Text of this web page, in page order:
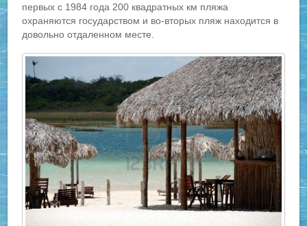
первых с 1984 года 200 квадратных км пляжа
охраняются государством и во-вторых пляж находится в
довольно отдаленном месте.